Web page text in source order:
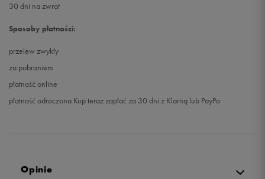
30 dni na zwrot
Sposoby płatności:
przelew zwykły
za pobraniem
płatność online
płatność odroczona Kup teraz zapłać za 30 dni z Klarną lub PayPo
Opinie